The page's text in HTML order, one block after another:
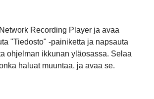
Recording Player ja avaa
"Tiedosto" -painiketta ja napsauta
ohjelman ikkunan yläosassa. Selaa
haluat muuntaa, ja avaa se.